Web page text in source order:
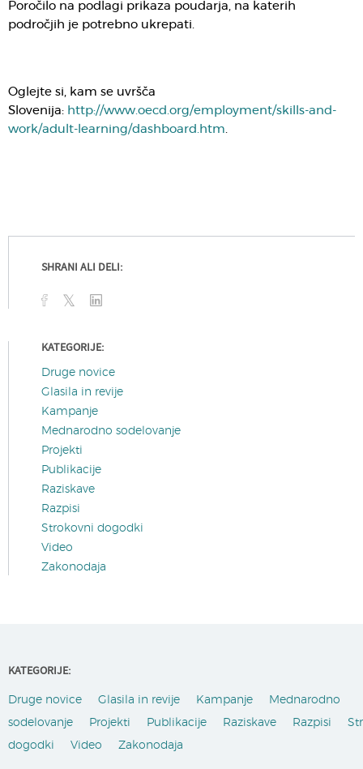
Poročilo na podlagi prikaza poudarja, na katerih
področjih je potrebno ukrepati.
Oglejte si, kam se uvršča
Slovenija: http://www.oecd.org/employment/skills-and-
work/adult-learning/dashboard.htm.
SHRANI ALI DELI:
KATEGORIJE:
Druge novice
Glasila in revije
Kampanje
Mednarodno sodelovanje
Projekti
Publikacije
Raziskave
Razpisi
Strokovni dogodki
Video
Zakonodaja
KATEGORIJE:
Druge novice Glasila in revije Kampanje
Mednarodno
sodelovanje
Projekti Publikacije Raziskave Razpisi
dogodki
Video Zakonodaja